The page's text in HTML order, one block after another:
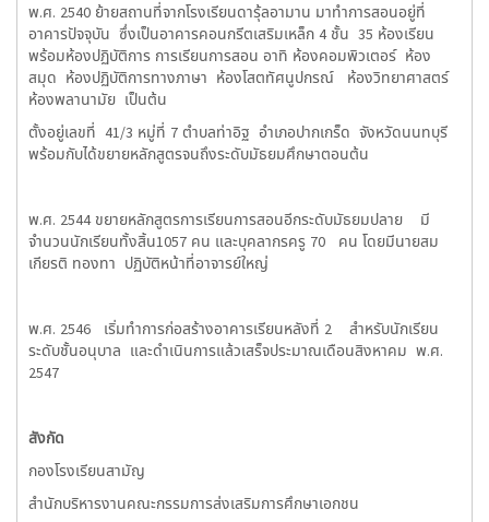
พ.ศ. 2540 ย้ายสถานที่จากโรงเรียนดารุ้ลอามาน มาทำการสอนอยู่ที่
อาคารปัจจุบัน ซึ่งเป็นอาคารคอนกรีตเสริมเหล็ก 4 ชั้น 35 ห้องเรียน
พร้อมห้องปฏิบัติการ การเรียนการสอน อาทิ ห้องคอมพิวเตอร์ ห้อง
สมุด ห้องปฏิบัติการทางภาษา ห้องโสตทัศนูปกรณ์ ห้องวิทยาศาสตร์
ห้องพลานามัย เป็นต้น
ตั้งอยู่เลขที่ 41/3 หมู่ที่ 7 ตำบลท่าอิฐ อำเภอปากเกร็ด จังหวัดนนทบุรี
พร้อมกับได้ขยายหลักสูตรจนถึงระดับมัธยมศึกษาตอนต้น
พ.ศ. 2544 ขยายหลักสูตรการเรียนการสอนอีกระดับมัธยมปลาย มี
จำนวนนักเรียนทั้งสิ้น1057 คน และบุคลากรครู 70 คน โดยมีนายสม
เกียรติ ทองทา ปฏิบัติหน้าที่อาจารย์ใหญ่
พ.ศ. 2546 เริ่มทำการก่อสร้างอาคารเรียนหลังที่ 2 สำหรับนักเรียน
ระดับชั้นอนุบาล และดำเนินการแล้วเสร็จประมาณเดือนสิงหาคม พ.ศ.
2547
สังกัด
กองโรงเรียนสามัญ
สำนักบริหารงานคณะกรรมการส่งเสริมการศึกษาเอกชน